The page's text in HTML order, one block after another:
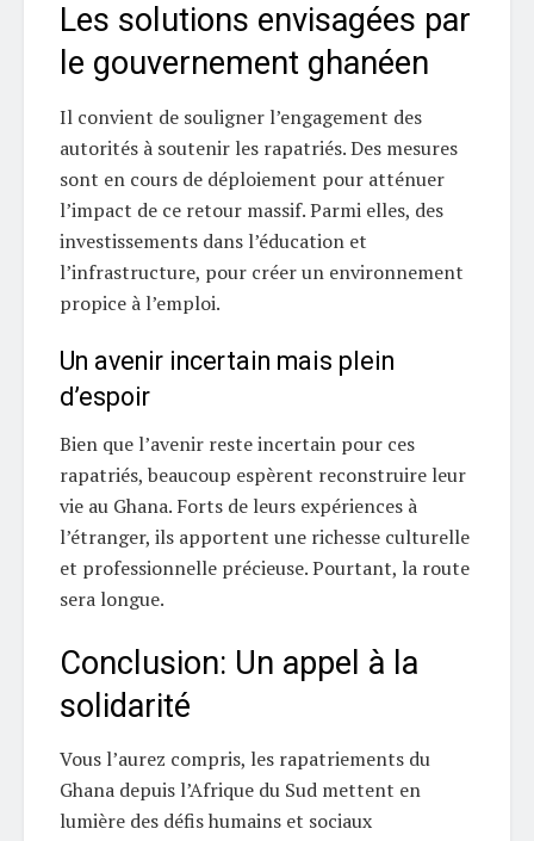
Les solutions envisagées par
le gouvernement ghanéen
Il convient de souligner l’engagement des
autorités à soutenir les rapatriés. Des mesures
sont en cours de déploiement pour atténuer
l’impact de ce retour massif. Parmi elles, des
investissements dans l’éducation et
l’infrastructure, pour créer un environnement
propice à l’emploi.
Un avenir incertain mais plein
d’espoir
Bien que l’avenir reste incertain pour ces
rapatriés, beaucoup espèrent reconstruire leur
vie au Ghana. Forts de leurs expériences à
l’étranger, ils apportent une richesse culturelle
et professionnelle précieuse. Pourtant, la route
sera longue.
Conclusion: Un appel à la
solidarité
Vous l’aurez compris, les rapatriements du
Ghana depuis l’Afrique du Sud mettent en
lumière des défis humains et sociaux